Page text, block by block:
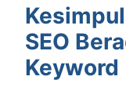
SEO
Keyword